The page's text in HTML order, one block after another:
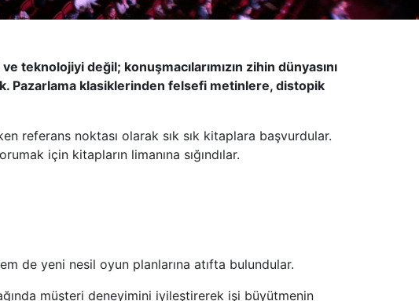
teknolojiyi değil; konuşmacılarımızın zihin dünyasını
Pazarlama klasiklerinden felsefi metinlere, distopik
referans noktası olarak sık sık kitaplara başvurdular.
için kitapların limanına sığındılar.
de yeni nesil oyun planlarına atıfta bulundular.
müşteri deneyimini iyileştirerek işi büyütmenin